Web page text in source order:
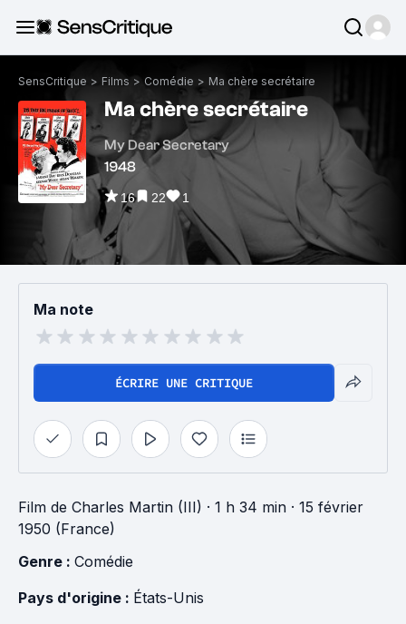
SensCritique > Films > Comédie > Ma chère secrétaire
Ma chère secrétaire
My Dear Secretary
1948
16 22 1
Ma note
ÉCRIRE UNE CRITIQUE
Film de Charles Martin (III) · 1 h 34 min · 15 février
1950 (France)
Genre : Comédie
Pays d'origine : États-Unis